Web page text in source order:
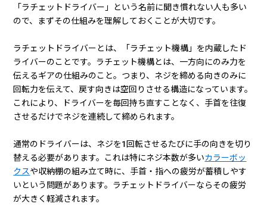
「ラチェットドライバー」という名前に聞き慣れない人も多い
ので、まずその仕組みを理解しておくことが大切です。
ラチェットドライバーとは、「ラチェット機構」を内蔵したド
ライバーのことです。ラチェット機構とは、一方向にのみ力を
伝えるギアの仕組みのこと。つまり、ネジを締める向きのみに
回転力を伝えて、戻す向きは空回りさせる構造になっています。
これにより、ドライバーを毎回持ち直すことなく、手首を往復
させるだけでネジを連続して締められます。
通常のドライバーは、ネジを1回転させるたびに手の向きを切り
替える必要があります。これは特にネジ本数が多いカラーボッ
クスや収納棚の組み立て時に、手首・指への疲労が蓄積しやす
いという問題があります。ラチェットドライバーならその疲労
が大きく軽減されます。